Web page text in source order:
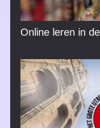
Online leren in